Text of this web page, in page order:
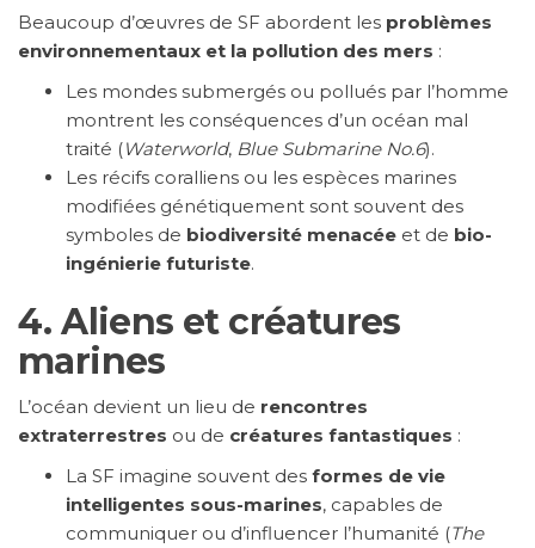
Beaucoup d’œuvres de SF abordent les problèmes
environnementaux et la pollution des mers :
Les mondes submergés ou pollués par l’homme
montrent les conséquences d’un océan mal
traité (Waterworld, Blue Submarine No.6).
Les récifs coralliens ou les espèces marines
modifiées génétiquement sont souvent des
symboles de biodiversité menacée et de bio-
ingénierie futuriste.
4.Aliens et créatures
marines
L’océan devient un lieu de rencontres
extraterrestres ou de créatures fantastiques :
La SF imagine souvent des formes de vie
intelligentes sous-marines, capables de
communiquer ou d’influencer l’humanité (The